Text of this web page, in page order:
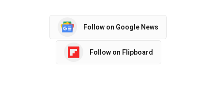
Follow on Google News
Follow on Flipboard